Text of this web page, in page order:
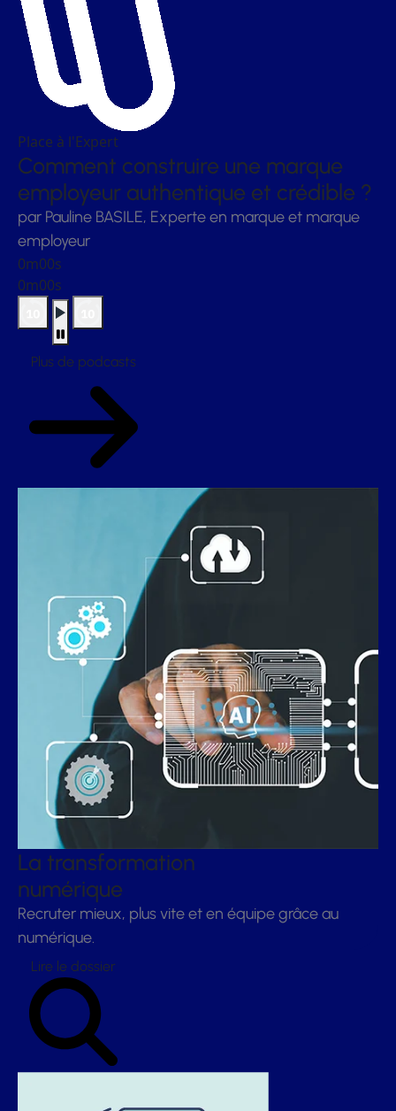
Place à l'Expert
Comment construire une marque
employeur authentique et crédible ?
par Pauline BASILE, Experte en marque et marque
employeur
0m00s
0m00s
Plus de podcasts
La transformation
numérique
Recruter mieux, plus vite et en équipe grâce au
numérique.
Lire le dossier